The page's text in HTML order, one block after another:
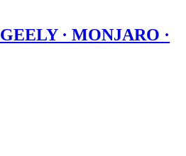
GEELY · MONJARO ·